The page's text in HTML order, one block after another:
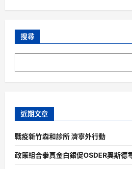
搜尋
近期文章
戰疫新竹森和診所 濟寧外行動
政策組合拳真金白銀促OSDER奧斯德